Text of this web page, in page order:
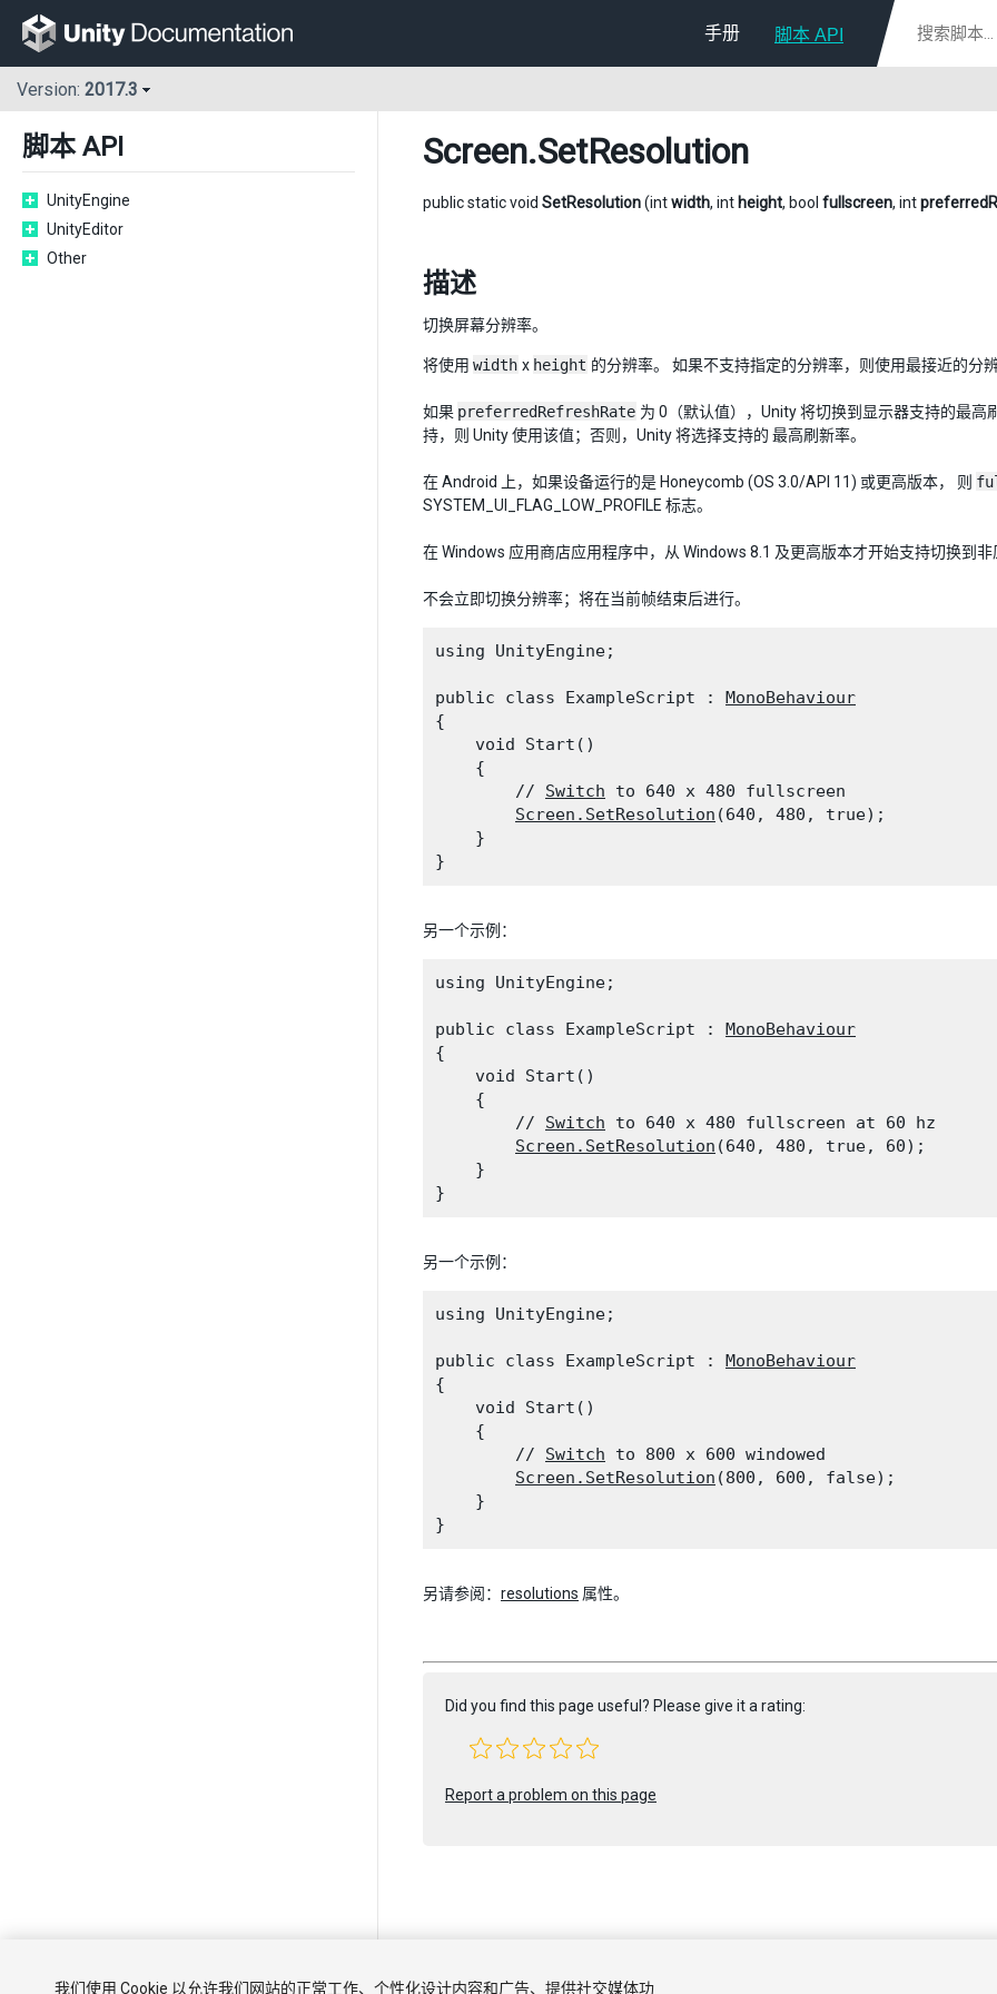
手册 脚本 API
Version: 2017.3
脚本 API
UnityEngine
UnityEditor
Other
Screen.SetResolution
public static void SetResolution(intwidth, int height, bool fullscreen, int
描述
切换屏幕分辨率。
将使用 width x height 的分辨率。 如果不支持指定的分辨率，则使用最接近的分辨
如果 preferredRefreshRate 为 0（默认值），Unity 将切换到显示器支持的最高
持，则 Unity 使用该值；否则，Unity 将选择支持的 最高刷新率。
在 Android 上，如果设备运行的是 Honeycomb (OS 3.0/API 11) 或更高版本， 则
SYSTEM_UI_FLAG_LOW_PROFILE 标志。
在 Windows 应用商店应用程序中，从 Windows 8.1 及更高版本才开始支持切换到非
不会立即切换分辨率；将在当前帧结束后进行。
using UnityEngine;
public class ExampleScript : MonoBehaviour
{
    void Start()
    {
        //
Switch to 640 x 480 fullscreen
Screen.SetResolution (640, 480, true);
    }
另一个示例：
using UnityEngine;
public class ExampleScript : MonoBehaviour
{
    void Start()
    {
        //
Switch to 640 x 480 fullscreen at 60 hz
Screen.SetResolution (640, 480, true, 60);
    }
另一个示例：
using UnityEngine;
public class ExampleScript : MonoBehaviour
{
    void Start()
    {
        //
Switch to 800 x 600 windowed
Screen.SetResolution (800, 600, false);
    }
另请参阅： resolutions 属性。
Did you find this page useful? Please give it a rating:
Report a problem on this page
我们使用 Cookie 以允许我们网站的正常工作、个性化设计内容和广告、提供社交媒体功